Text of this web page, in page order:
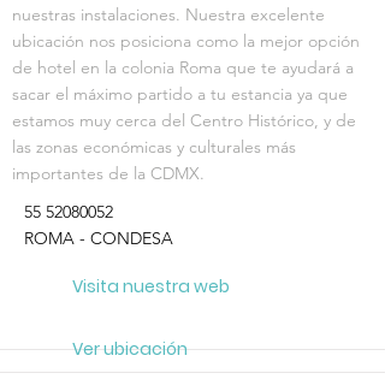
nuestras instalaciones. Nuestra excelente
ubicación nos posiciona como la mejor opción
de hotel en la colonia Roma que te ayudará a
sacar el máximo partido a tu estancia ya que
estamos muy cerca del Centro Histórico, y de
las zonas económicas y culturales más
importantes de la CDMX.
55 52080052
ROMA - CONDESA
Visita nuestra web
Ver ubicación